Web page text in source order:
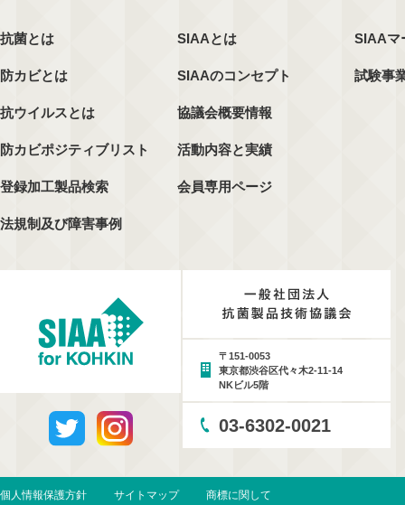
抗菌とは
防カビとは
抗ウイルスとは
防カビポジティブリスト
登録加工製品検索
法規制及び障害事例
SIAAとは
SIAAのコンセプト
協議会概要情報
活動内容と実績
会員専用ページ
SIAAマ
試験事
〒151-0053
東京都渋谷区代々木2-11-14
NKビル5階
03-6302-0021
個人情報保護方針 サイトマップ 商標に関して